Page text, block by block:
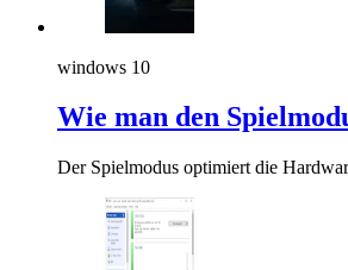
windows 10
Wie man den
Der Spielmodus optimiert die